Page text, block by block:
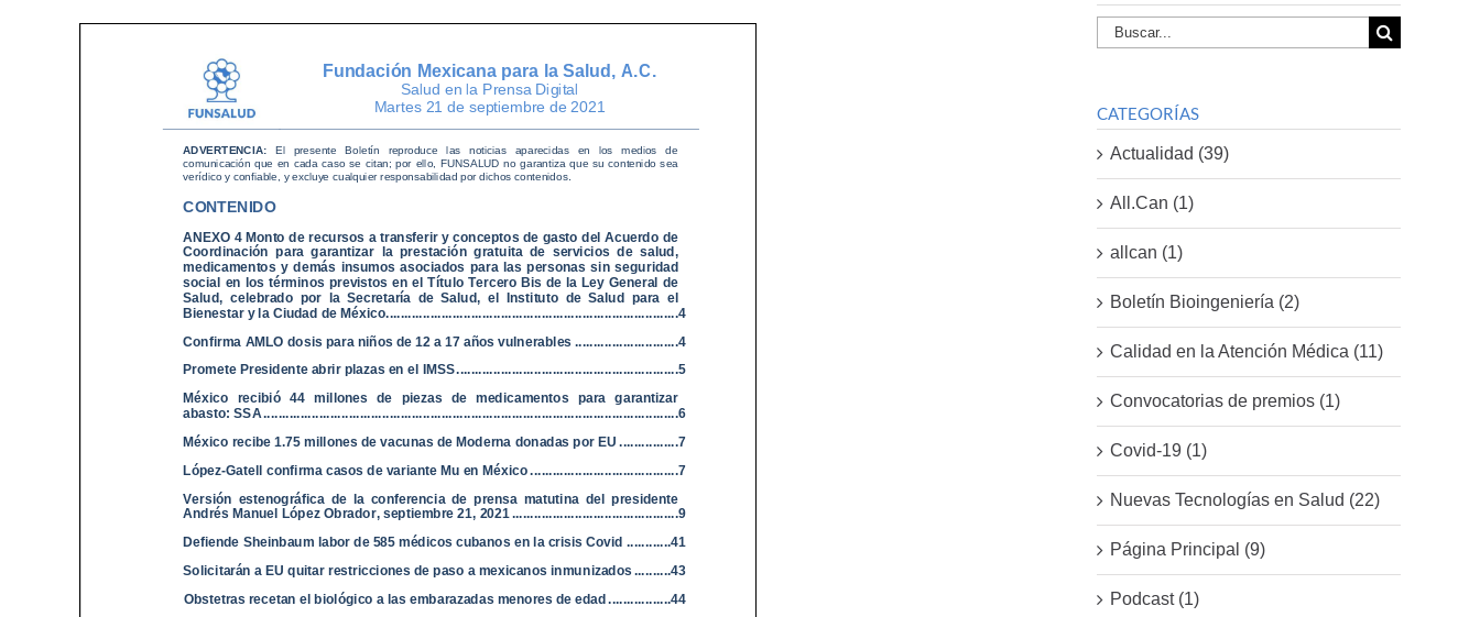
Buscar
por:
CATEGORÍAS
Actualidad (39)
All.Can (1)
allcan (1)
Boletín Bioingeniería (2)
Calidad en la Atención Médica (11)
Convocatorias de premios (1)
Covid-19 (1)
Nuevas Tecnologías en Salud (22)
Página Principal (9)
Podcast (1)